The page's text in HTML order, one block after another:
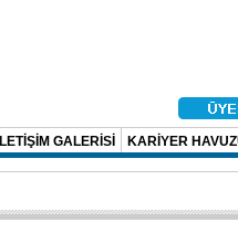
İLETİŞİM GALERİSİ KARİYER